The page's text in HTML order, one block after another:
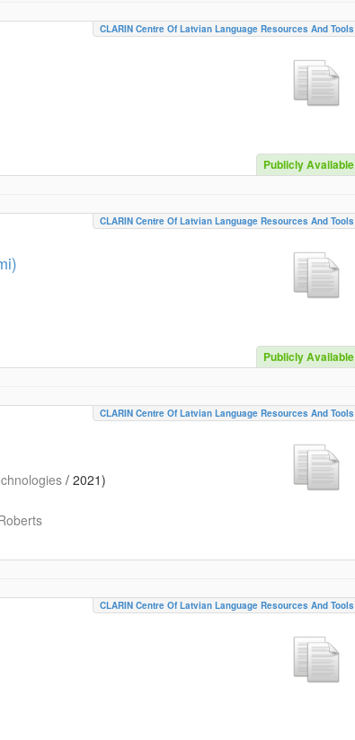
CLARIN Centre Of Latvian Language Resources And Tools
Publicly Available
CLARIN Centre Of Latvian Language Resources And Tools
Publicly Available
CLARIN Centre Of Latvian Language Resources And Tools
/ 2021)
CLARIN Centre Of Latvian Language Resources And Tools